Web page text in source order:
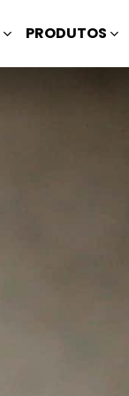
PRODUTOS